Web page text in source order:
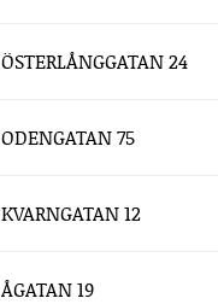
ÖSTERLÅNGGATAN 24
ODENGATAN 75
KVARNGATAN 12
ÅGATAN 19